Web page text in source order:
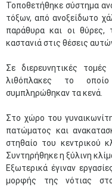
Τοποθετήθηκε σύστημα
τόξων, από ανοξείδωτο
παράθυρα και οι θύρες,
καστανιά στις θέσεις
Σε διερευνητικές
λιθόπλακες το
συμπληρώθηκαν τα κενά.
Στο χώρο του
πατώματος και
στηθαίο του κεντρικού
Συντηρήθηκε η ξύλινη
Εξωτερικά έγιναν
μορφής της νότιας